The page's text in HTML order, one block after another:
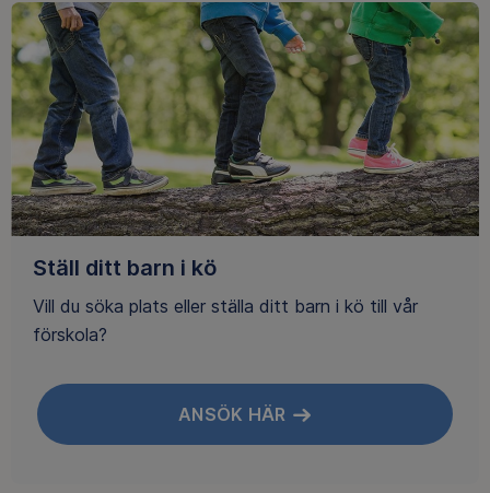
Ställ ditt barn i kö
Vill du söka plats eller ställa ditt barn i kö till vår
förskola?
ANSÖK HÄR